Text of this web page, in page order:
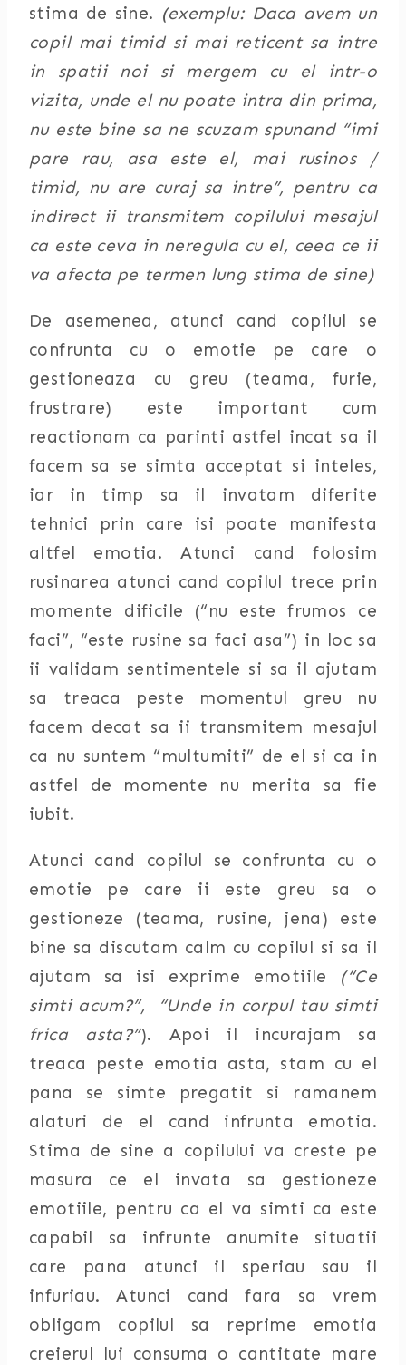
stima de sine. (exemplu: Daca avem un
copil mai timid si mai reticent sa intre
in spatii noi si mergem cu el intr-o
vizita, unde el nu poate intra din prima,
nu este bine sa ne scuzam spunand “imi
pare rau, asa este el, mai rusinos /
timid, nu are curaj sa intre”, pentru ca
indirect ii transmitem copilului mesajul
ca este ceva in neregula cu el, ceea ce ii
va afecta pe termen lung stima de sine)
De asemenea, atunci cand copilul se
confrunta cu o emotie pe care o
gestioneaza cu greu (teama, furie,
frustrare) este important cum
reactionam ca parinti astfel incat sa il
facem sa se simta acceptat si inteles,
iar in timp sa il invatam diferite
tehnici prin care isi poate manifesta
altfel emotia. Atunci cand folosim
rusinarea atunci cand copilul trece prin
momente dificile (“nu este frumos ce
faci”, “este rusine sa faci asa”) in loc sa
ii validam sentimentele si sa il ajutam
sa treaca peste momentul greu nu
facem decat sa ii transmitem mesajul
ca nu suntem “multumiti” de el si ca in
astfel de momente nu merita sa fie
iubit.
Atunci cand copilul se confrunta cu o
emotie pe care ii este greu sa o
gestioneze (teama, rusine, jena) este
bine sa discutam calm cu copilul si sa il
ajutam sa isi exprime emotiile (“Ce
simti acum?”, “Unde in corpul tau simti
frica asta?”). Apoi il incurajam sa
treaca peste emotia asta, stam cu el
pana se simte pregatit si ramanem
alaturi de el cand infrunta emotia.
Stima de sine a copilului va creste pe
masura ce el invata sa gestioneze
emotiile, pentru ca el va simti ca este
capabil sa infrunte anumite situatii
care pana atunci il speriau sau il
infuriau. Atunci cand fara sa vrem
obligam copilul sa reprime emotia
creierul lui consuma o cantitate mare